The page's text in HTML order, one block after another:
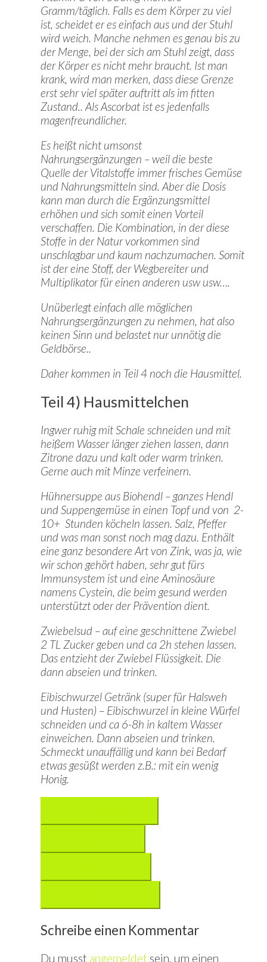
Gramm/täglich. Falls es dem Körper zu viel
ist, scheidet er es einfach aus und der Stuhl
wird weich. Manche nehmen es genau bis zu
der Menge, bei der sich am Stuhl zeigt, dass
der Körper es nicht mehr braucht. Ist man
krank, wird man merken, dass diese Grenze
erst sehr viel später auftritt als im fitten
Zustand.. Als Ascorbat ist es jedenfalls
magenfreundlicher.
Es heißt nicht umsonst
Nahrungsergänzungen – weil die beste
Quelle der Vitalstoffe immer frisches Gemüse
und Nahrungsmitteln sind. Aber die Dosis
kann man durch die Ergänzungsmittel
erhöhen und sich somit einen Vorteil
verschaffen. Die Kombination, in der diese
Stoffe in der Natur vorkommen sind
unschlagbar und kaum nachzumachen. Somit
ist der eine Stoff, der Wegbereiter und
Multiplikator für einen anderen usw usw….
Unüberlegt einfach alle möglichen
Nahrungsergänzungen zu nehmen, hat also
keinen Sinn und belastet nur unnötig die
Geldbörse..
Daher kommen in Teil 4 noch die Hausmittel.
Teil 4) Hausmittelchen
Ingwer ruhig mit Schale schneiden und mit
heißem Wasser länger ziehen lassen, dann
Zitrone dazu und kalt oder warm trinken.
Gerne auch mit Minze verfeinern.
Hühnersuppe aus Biohendl – ganzes Hendl
und Suppengemüse in einen Topf und von 2-
10+ Stunden köcheln lassen. Salz, Pfeffer
und was man sonst noch mag dazu. Enthält
eine ganz besondere Art von Zink, was ja, wie
wir schon gehört haben, sehr gut fürs
Immunsystem ist und eine Aminosäure
namens Cystein, die beim gesund werden
unterstützt oder der Prävention dient.
Zwiebelsud – auf eine geschnittene Zwiebel
2 TL Zucker geben und ca 2h stehen lassen.
Das entzieht der Zwiebel Flüssigkeit. Die
dann abseien und trinken.
Eibischwurzel Getränk (super für Halsweh
und Husten) – Eibischwurzel in kleine Würfel
schneiden und ca 6-8h in kaltem Wasser
einweichen. Dann abseien und trinken.
Schmeckt unauffällig und kann bei Bedarf
etwas gesüßt werden z.B.: mit ein wenig
Honig.
Schreibe einen Kommentar
Du musst angemeldet sein, um einen